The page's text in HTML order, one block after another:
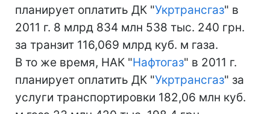
планирует оплатить ДК "Укртрансгаз" в
2011 г. 8 млрд 834 млн 538 тыс. 240 грн.
за транзит 116,069 млрд куб. м газа.
В то же время, НАК "Нафтогаз" в 2011 г.
планирует оплатить ДК "Укртрансгаз" за
услуги транспортировки 182,06 млн куб.